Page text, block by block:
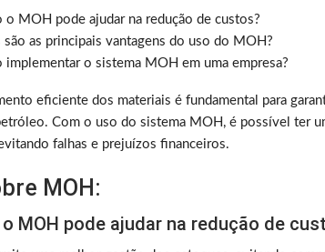
o MOH pode ajudar na redução de custos?
são as principais vantagens do uso do MOH?
implementar o sistema MOH em uma empresa?
eficiente dos materiais é fundamental para
Com o uso do sistema MOH, é possível ter
falhas e prejuízos financeiros.
MOH:
o MOH pode ajudar na redução de